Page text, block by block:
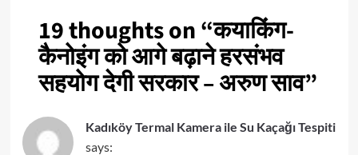
19 thoughts on “कयाकिंग-
कैनोइंग को आगे बढ़ाने हरसंभव
सहयोग देगी सरकार – अरुण साव”
Kadıköy Termal Kamera ile Su Kaçağı Tespiti
says: